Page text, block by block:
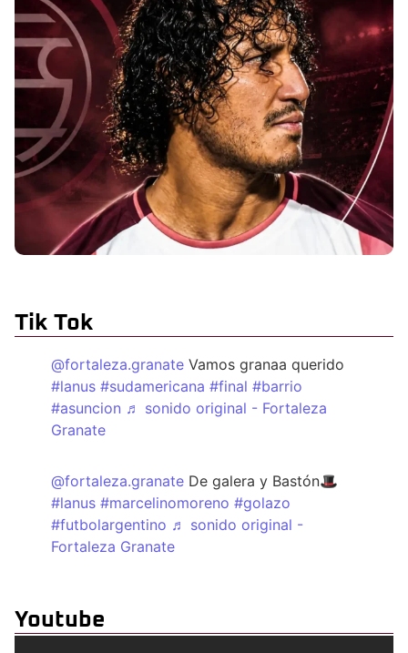
Tik Tok
@fortaleza.granate Vamos granaa querido
#lanus #sudamericana #final #barrio
#asuncion ♬ sonido original - Fortaleza
Granate
@fortaleza.granate De galera y Bastón🎩
#lanus #marcelinomoreno #golazo
#futbolargentino ♬ sonido original -
Fortaleza Granate
Youtube